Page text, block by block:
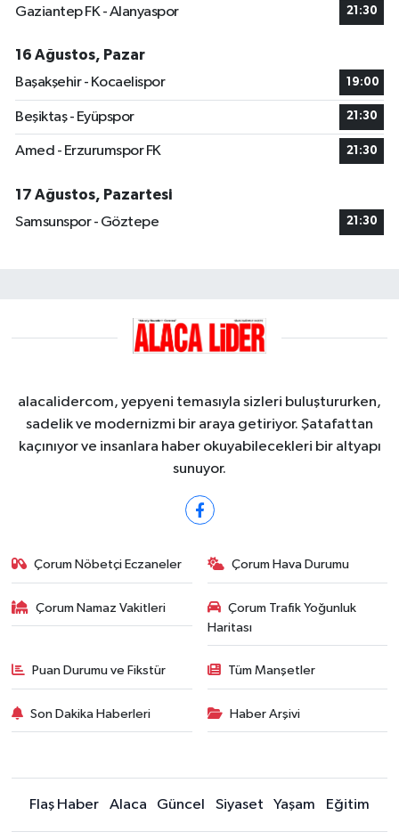
Gaziantep FK - Alanyaspor 21:30
16 Ağustos, Pazar
Başakşehir - Kocaelispor
19:00
Beşiktaş - Eyüpspor 21:30
Amed - Erzurumspor FK 21:30
17 Ağustos, Pazartesi
Samsunspor - Göztepe
21:30
alacalidercom, yepyeni temasıyla sizleri buluştururken,
sadelik ve modernizmi bir araya getiriyor. Şatafattan
kaçınıyor ve insanlara haber okuyabilecekleri bir altyapı
sunuyor.
Çorum Nöbetçi Eczaneler Çorum Hava Durumu
Çorum Namaz Vakitleri
Çorum Trafik Yoğunluk
Haritası
Puan Durumu ve Fikstür Tüm Manşetler
Son Dakika Haberleri Haber Arşivi
Flaş Haber Alaca Güncel Siyaset Yaşam Eğitim